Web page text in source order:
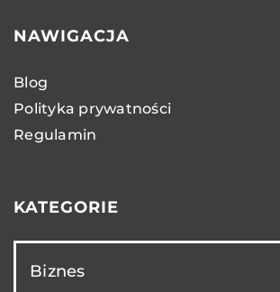
NAWIGACJA
Blog
Polityka prywatności
Regulamin
KATEGORIE
Biznes